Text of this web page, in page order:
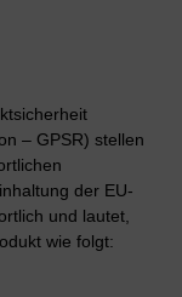
– GPSR) stellen
der EU-
und lautet,
wie folgt: